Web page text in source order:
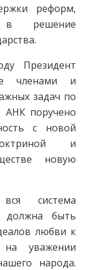
реформ,
в решение
Президент
членами и
задач по
АНК поручено
с новой
и
новую
сис­тема
должна быть
любви к
на уважении
народа.